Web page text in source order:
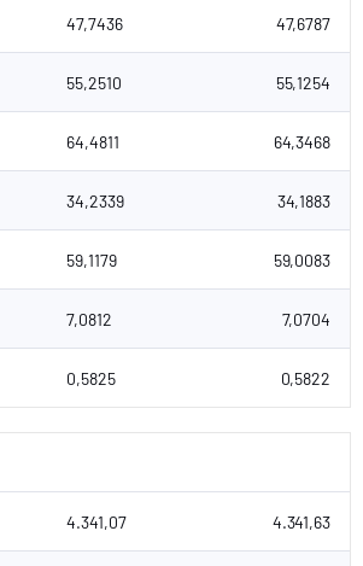
47,7436 47,6787
55,2510 55,1254
64,4811 64,3468
34,2339 34,1883
59,1179 59,0083
7,0812 7,0704
0,5825 0,5822
4.341,07 4.341,63